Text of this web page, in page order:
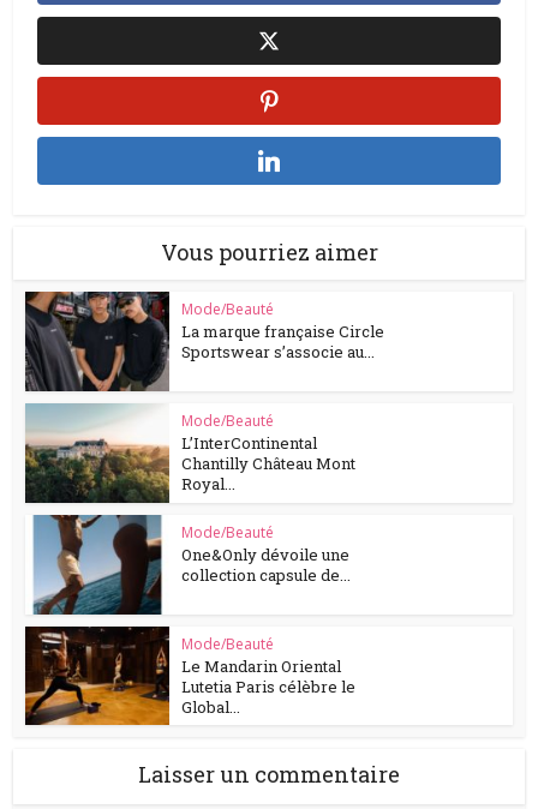
Vous pourriez aimer
Mode/Beauté
La marque française Circle
Sportswear s’associe au...
Mode/Beauté
L’InterContinental
Chantilly Château Mont
Royal...
Mode/Beauté
One&Only dévoile une
collection capsule de...
Mode/Beauté
Le Mandarin Oriental
Lutetia Paris célèbre le
Global...
Laisser un commentaire